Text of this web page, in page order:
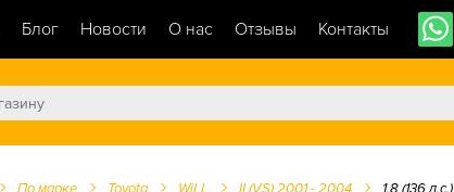
Блог Новости О нас Отзывы Контакты